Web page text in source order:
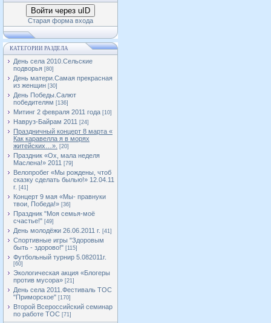
Войти через uID
Старая форма входа
КАТЕГОРИИ РАЗДЕЛА
День села 2010.Сельские
подворья [80]
День матери.Самая прекрасная
из женщин [30]
День Победы.Салют
победителям [136]
Митинг 2 февраля 2011 года [10]
Навруз-Байрам 2011 [24]
Праздничный концерт 8 марта «
Как каравелла я в морях
житейских…».
[20]
Праздник «Ох, мала неделя
Маслена!» 2011 [79]
Велопробег «Мы рождены, чтоб
сказку сделать былью!» 12.04.11
г. [41]
Концерт 9 мая «Мы- правнуки
твои, Победа!» [36]
Праздник "Моя семья-моё
счастье!" [49]
День молодёжи 26.06.2011 г. [41]
Спортивные игры "Здоровым
быть - здорово!" [115]
Футбольный турнир 5.082011г.
[60]
Экологическая акция «Блогеры
против мусора» [21]
День села 2011.Фестиваль ТОС
"Приморское" [170]
Второй Всероссийский семинар
по работе ТОС [71]